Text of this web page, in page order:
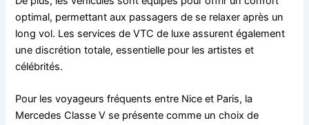
optimal, permettant aux passagers de se relaxer après un
long vol. Les services de VTC de luxe assurent également
une discrétion totale, essentielle pour les artistes et
célébrités.
Pour les voyageurs fréquents entre Nice et Paris, la
Mercedes Classe V se présente comme un choix de